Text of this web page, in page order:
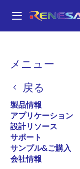
ン
メニュー
戻る
製品情報
アプリケーション
設計リソース
サポート
サンプル&ご購入
会社情報
パ
く
ず
パワー
DA9132
アクティブ
高効率、デ
り3A)、ステ
ータ(降圧)